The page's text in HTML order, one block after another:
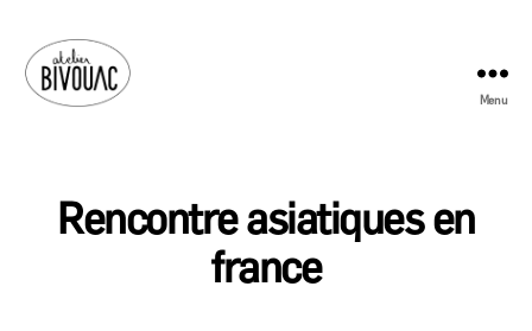
Menu
Rencontre asiatiques en
france